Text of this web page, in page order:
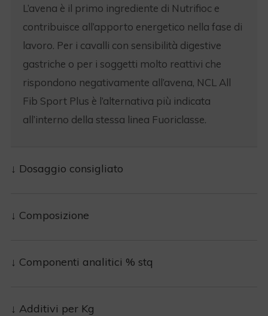
L’avena è il primo ingrediente di Nutrifioc e
contribuisce all’apporto energetico nella fase di
lavoro. Per i cavalli con sensibilità digestive
gastriche o per i soggetti molto reattivi che
rispondono negativamente all’avena, NCL All
Fib Sport Plus è l’alternativa più indicata
all’interno della stessa linea Fuoriclasse.
↓ Dosaggio consigliato
↓ Composizione
↓ Componenti analitici % stq
↓ Additivi per Kg